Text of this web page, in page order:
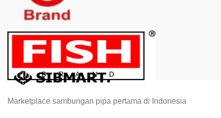
Marketplace sambungan pipa pertama di Indonesia